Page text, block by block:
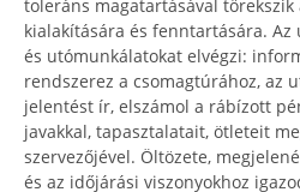
toleráns magatartásával
kialakítására és fenntartására. Az
és utómunkálatokat elvégzi:
rendszerez a csomagtúrához, az
jelentést ír, elszámol a rábízott
javakkal, tapasztalatait, ötleteit
szervezőjével. Öltözete,
és az időjárási viszonyokhoz